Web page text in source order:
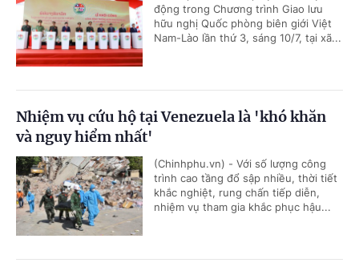
động trong Chương trình Giao lưu
hữu nghị Quốc phòng biên giới Việt
Nam-Lào lần thứ 3, sáng 10/7, tại xã...
Nhiệm vụ cứu hộ tại Venezuela là 'khó khăn
và nguy hiểm nhất'
(Chinhphu.vn) - Với số lượng công
trình cao tầng đổ sập nhiều, thời tiết
khắc nghiệt, rung chấn tiếp diễn,
nhiệm vụ tham gia khắc phục hậu...